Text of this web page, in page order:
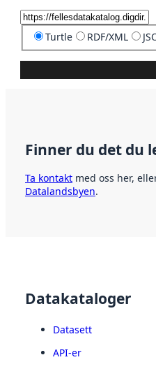
Turtle RDF/XML
Finner du det du
Ta kontakt med oss her,
Datalandsbyen.
Datakataloger
Datasett
API-er